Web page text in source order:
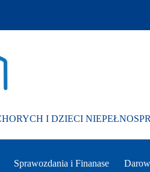
I DZIECI
Sprawozdania i Finanase